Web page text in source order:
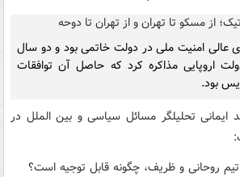
عالی امنیت ملی در دولت خاتمی بود و دو سال
اروپایی مذاکره کرد که حاصل آن توافقات
بود.
تحلیلگر مسائل سیاسی و بین الملل در
روحانی و ظریف، چگونه قابل توجیه است؟